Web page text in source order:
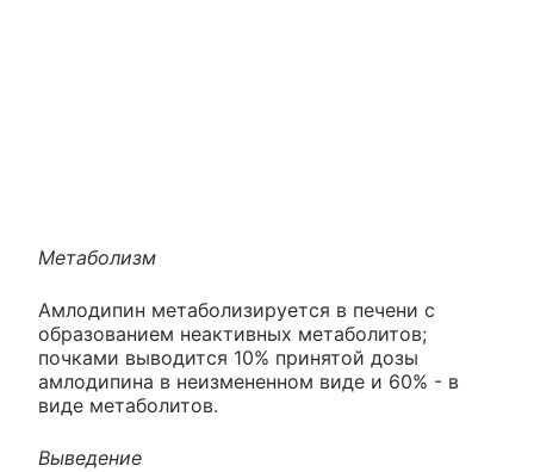
Метаболизм
Амлодипин метаболизируется в печени с
образованием неактивных метаболитов;
почками выводится 10% принятой дозы
амлодипина в неизмененном виде и 60% - в
виде метаболитов.
Выведение